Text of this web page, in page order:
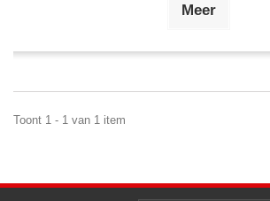
Meer
Toont 1 - 1 van 1 item